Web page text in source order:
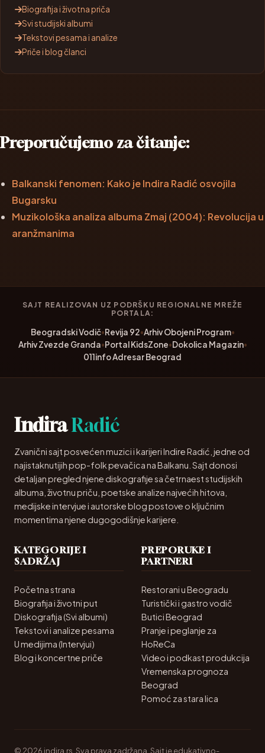
Biografija i životna priča
Svi studijski albumi
Tekstovi pesama i analize
Priče i blog članci
Preporučujemo za čitanje:
Balkanski fenomen: Kako je Indira Radić osvojila
Bugarsku
Muzikološka analiza albuma Zmaj (2004): Revolucija u
aranžmanima
SAJT REALIZOVAN UZ PODRŠKU REGIONALNE MREŽE
PORTALA:
Beogradski Vodič•Revija 92•Arhiv Obojeni Program•
Arhiv Zvezde Granda•Portal KidsZone•Dokolica Magazin•
011info Adresar Beograd
IndiraRadić
Zvanični sajt posvećen muzici i karijeri Indire Radić, jedne od
najistaknutijih pop-folk pevačica na Balkanu. Sajt donosi
detaljan pregled njene diskografije sa četrnaest studijskih
albuma, životnu priču, poetske analize najvećih hitova,
medijske intervjue i autorske blog postove o ključnim
momentima njene dugogodišnje karijere.
KATEGORIJE I
SADRŽAJ
Početna strana
Biografija i životni put
Diskografija (Svi albumi)
Tekstovi i analize pesama
U medijima (Intervjui)
Blog i koncertne priče
PREPORUKE I
PARTNERI
Restorani u Beogradu
Turistički i gastro vodič
Butici Beograd
Pranje i peglanje za
HoReCa
Video i podkast produkcija
Vremenska prognoza
Beograd
Pomoć za stara lica
© 2026 indira.rs. Sva prava zadržana. Sajt je edukativno-